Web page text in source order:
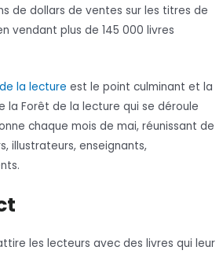
de dollars de ventes sur les titres de
vendant plus de 145 000 livres
la lecture est le point culminant et la
la Forêt de la lecture qui se déroule
chaque mois de mai, réunissant de
illustrateurs, enseignants,
les lecteurs avec des livres qui leur